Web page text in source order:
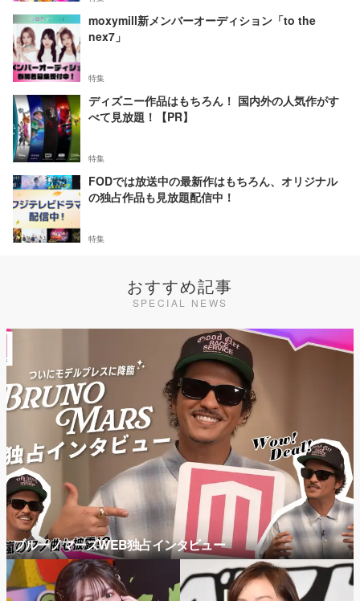
moxymill新メンバーオーディション「to the
nex7」
特集
ディズニー作品はもちろん！ 国内外の人気作がす
べて見放題！【PR】
特集
FODでは放送中の最新作はもちろん、オリジナル
の独占作品も見放題配信中！
特集
おすすめ記事
SPECIAL NEWS
ブルーノマーズWEB独占インタビュー